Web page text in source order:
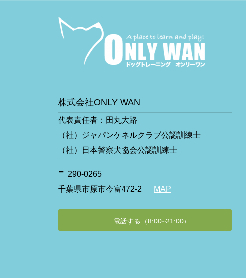
株式会社ONLY WAN
代表責任者：田丸大路
（社）ジャパンケネルクラブ公認訓練士
（社）日本警察犬協会公認訓練士
〒 290-0265
千葉県市原市今富472-2
MAP
電話する（8:00~21:00）